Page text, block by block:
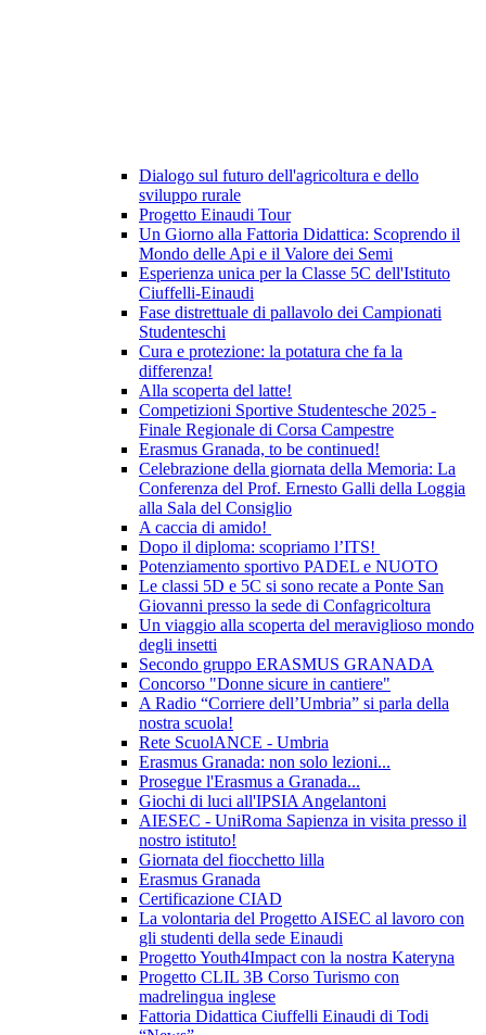
Dialogo sul futuro dell'agricoltura e dello
sviluppo rurale
Progetto Einaudi Tour
Un Giorno alla Fattoria Didattica: Scoprendo il
Mondo delle Api e il Valore dei Semi
Esperienza unica per la Classe 5C dell'Istituto
Ciuffelli-Einaudi
Fase distrettuale di pallavolo dei Campionati
Studenteschi
Cura e protezione: la potatura che fa la
differenza!
Alla scoperta del latte!
Competizioni Sportive Studentesche 2025 -
Finale Regionale di Corsa Campestre
Erasmus Granada, to be continued!
Celebrazione della giornata della Memoria: La
Conferenza del Prof. Ernesto Galli della Loggia
alla Sala del Consiglio
A caccia di amido!
Dopo il diploma: scopriamo l’ITS!
Potenziamento sportivo PADEL e NUOTO
Le classi 5D e 5C si sono recate a Ponte San
Giovanni presso la sede di Confagricoltura
Un viaggio alla scoperta del meraviglioso mondo
degli insetti
Secondo gruppo ERASMUS GRANADA
Concorso "Donne sicure in cantiere"
A Radio “Corriere dell’Umbria” si parla della
nostra scuola!
Rete ScuolANCE - Umbria
Erasmus Granada: non solo lezioni...
Prosegue l'Erasmus a Granada...
Giochi di luci all'IPSIA Angelantoni
AIESEC - UniRoma Sapienza in visita presso il
nostro istituto!
Giornata del fiocchetto lilla
Erasmus Granada
Certificazione CIAD
La volontaria del Progetto AISEC al lavoro con
gli studenti della sede Einaudi
Progetto Youth4Impact con la nostra Kateryna
Progetto CLIL 3B Corso Turismo con
madrelingua inglese
Fattoria Didattica Ciuffelli Einaudi di Todi